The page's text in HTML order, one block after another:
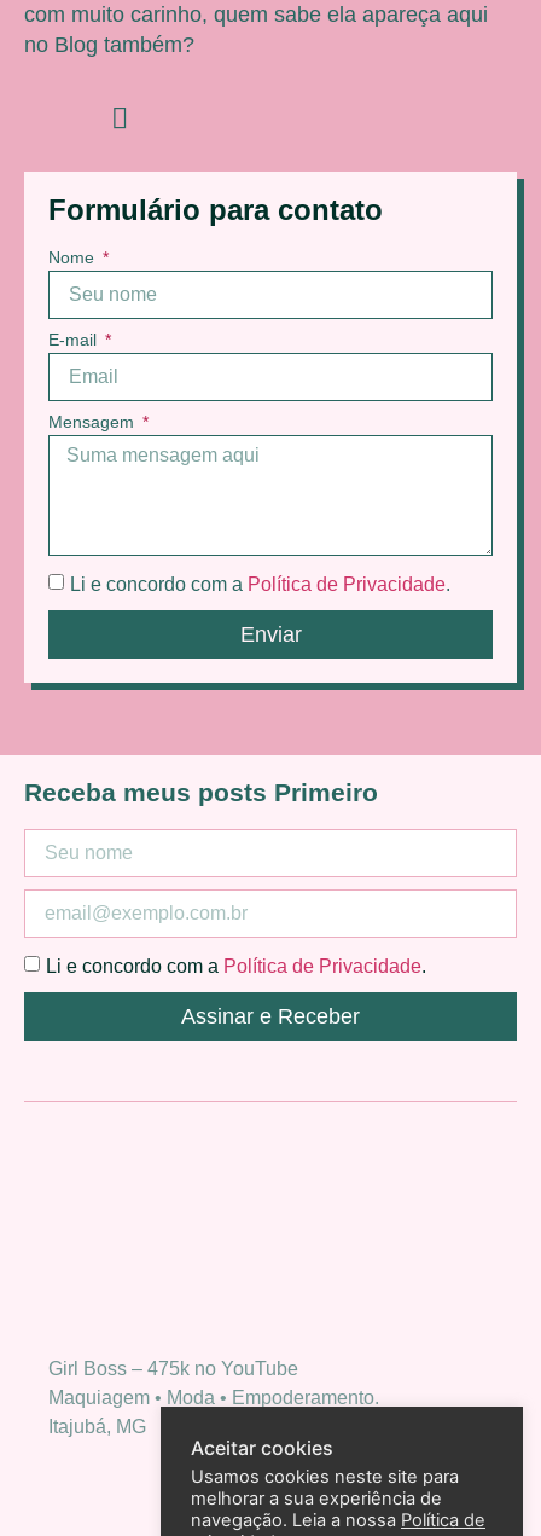
Formulário para contato
Nome
E-mail
Mensagem
Li e concordo com a Política de Privacidade.
Enviar
com muito carinho, quem sabe ela apareça aqui
no Blog também?
Girl Boss – 475k no YouTube
Maquiagem • Moda • Empoderamento.
Itajubá, MG
Receba meus posts Primeiro
Li e concordo com a Política de Privacidade.
Assinar e Receber
Aceitar cookies
Usamos cookies neste site para
melhorar a sua experiência de
navegação. Leia a nossa Política de